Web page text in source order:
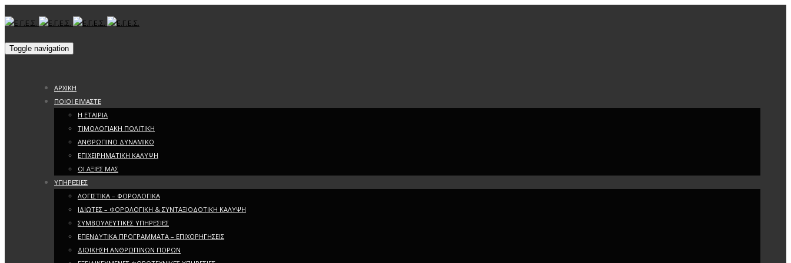
Toggle navigation
ΑΡΧΙΚΗ
ΠΟΙΟΙ ΕΙΜΑΣΤΕ
Η ΕΤΑΙΡΙΑ
ΤΙΜΟΛΟΓΙΑΚΗ ΠΟΛΙΤΙΚΗ
ΑΝΘΡΩΠΙΝΟ ΔΥΝΑΜΙΚΟ
ΕΠΙΧΕΙΡΗΜΑΤΙΚΗ ΚΑΛΥΨΗ
ΟΙ ΑΞΙΕΣ ΜΑΣ
ΥΠΗΡΕΣΙΕΣ
ΛΟΓΙΣΤΙΚΑ – ΦΟΡΟΛΟΓΙΚΑ
ΙΔΙΩΤΕΣ – ΦΟΡΟΛΟΓΙΚΗ & ΣΥΝΤΑΞΙΟΔΟΤΙΚΗ ΚΑΛΥΨΗ
ΣΥΜΒΟΥΛΕΥΤΙΚΕΣ ΥΠΗΡΕΣΙΕΣ
ΕΠΕΝΔΥΤΙΚΑ ΠΡΟΓΡΑΜΜΑΤΑ – ΕΠΙΧΟΡΗΓΗΣΕΙΣ
ΔΙΟΙΚΗΣΗ ΑΝΘΡΩΠΙΝΩΝ ΠΟΡΩΝ